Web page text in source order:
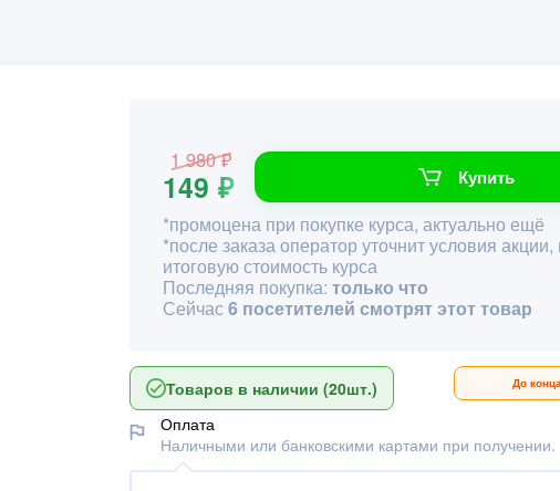
1 980 ₽
149 ₽ Купить
*промоцена при покупке курса, актуально ещё
*после заказа оператор уточнит условия
итоговую стоимость курса
Последняя покупка: только что
Сейчас6 посетителей смотрят этот товар
Товаров в наличии (20шт.) До
Оплата
Наличными или банковскими картами при получении.